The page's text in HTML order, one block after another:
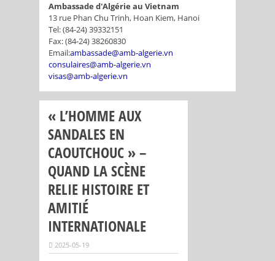
Ambassade d'Algérie au Vietnam
13 rue Phan Chu Trinh, Hoan Kiem, Hanoi
Tel: (84-24) 39332151
Fax: (84-24) 38260830
Email:ambassade@amb-algerie.vn
consulaires@amb-algerie.vn
visas@amb-algerie.vn
« L’HOMME AUX
SANDALES EN
CAOUTCHOUC » –
QUAND LA SCÈNE
RELIE HISTOIRE ET
AMITIÉ
INTERNATIONALE
2025-05-19